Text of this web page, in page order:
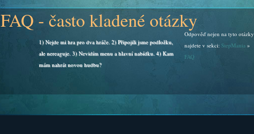
FAQ - často kladené otázky
1) Nejde mi hra pro dva hráče. 2) Připojili jsme podložku,
ale nereaguje. 3) Nevidím menu a hlavní nabídku. 4) Kam
mám nahrát novou hudbu?
Odpověď nejen na tyto otázky
najdete v sekci: StepMania»
FAQ